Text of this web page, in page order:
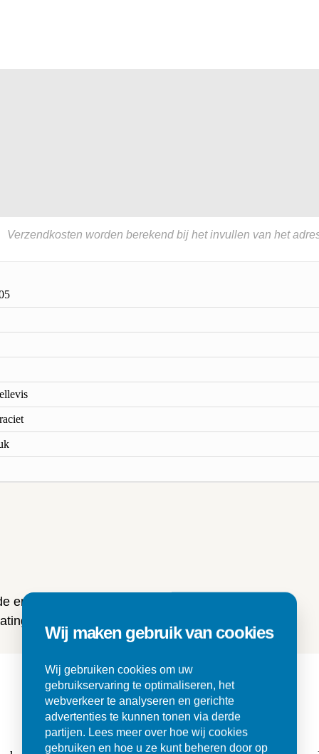
Verzendkosten worden berekend bij het invullen van het
ervaringen van onze klanten
en tegels.
Wij maken gebruik van cookies
Wij gebruiken cookies om uw
gebruikservaring te optimaliseren, het
webverkeer te analyseren en gerichte
advertenties te kunnen tonen via derde
partijen. Lees meer over hoe wij cookies
gebruiken en hoe u ze kunt beheren door op